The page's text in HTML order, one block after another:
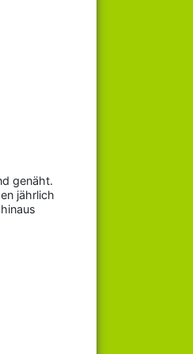
genäht.
jährlich